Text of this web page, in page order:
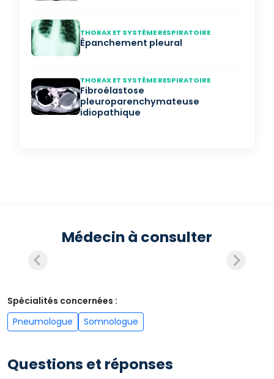
THORAX ET SYSTÈME RESPIRATOIRE
Épanchement pleural
THORAX ET SYSTÈME RESPIRATOIRE
Fibroélastose
pleuroparenchymateuse
idiopathique
Médecin à consulter
Spécialités concernées :
Pneumologue
Somnologue
Questions et réponses